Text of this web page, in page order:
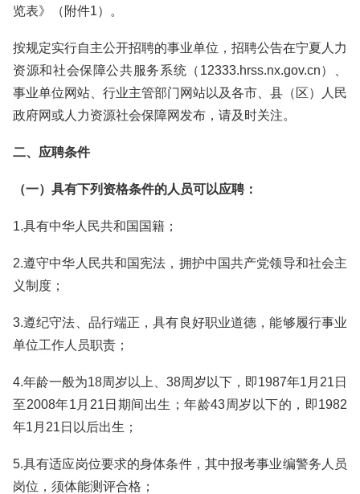
览表》（附件1）。
按规定实行自主公开招聘的事业单位，招聘公告在宁夏人力
资源和社会保障公共服务系统（12333.hrss.nx.gov.cn）、
事业单位网站、行业主管部门网站以及各市、县（区）人民
政府网或人力资源社会保障网发布，请及时关注。
二、应聘条件
（一）具有下列资格条件的人员可以应聘：
1.具有中华人民共和国国籍；
2.遵守中华人民共和国宪法，拥护中国共产党领导和社会主
义制度；
3.遵纪守法、品行端正，具有良好职业道德，能够履行事业
单位工作人员职责；
4.年龄一般为18周岁以上、38周岁以下，即1987年1月21日
至2008年1月21日期间出生；年龄43周岁以下的，即1982
年1月21日以后出生；
5.具有适应岗位要求的身体条件，其中报考事业编警务人员
岗位，须体能测评合格；